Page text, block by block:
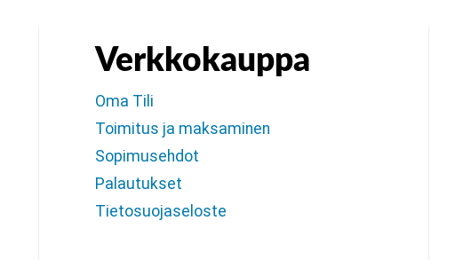
Verkkokauppa
Oma Tili
Toimitus ja maksaminen
Sopimusehdot
Palautukset
Tietosuojaseloste